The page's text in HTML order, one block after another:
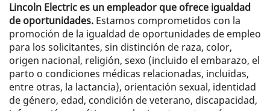
Lincoln Electric es un empleador que ofrece igualdad
de oportunidades. Estamos comprometidos con la
promoción de la igualdad de oportunidades de empleo
para los solicitantes, sin distinción de raza, color,
origen nacional, religión, sexo (incluido el embarazo, el
parto o condiciones médicas relacionadas, incluidas,
entre otras, la lactancia), orientación sexual, identidad
de género, edad, condición de veterano, discapacidad,